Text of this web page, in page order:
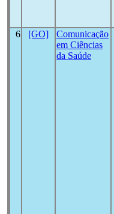
6 [GO]
Comunicação
em Ciências
da Saúde